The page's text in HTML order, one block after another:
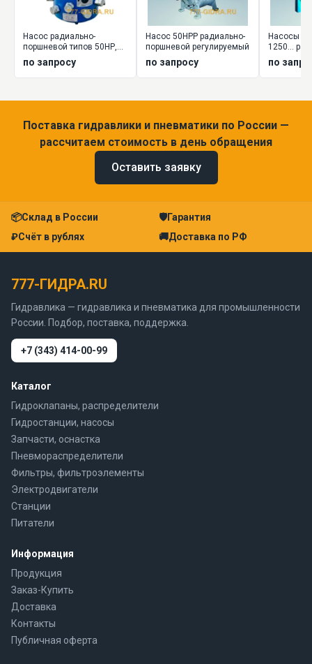
Насос радиально-
поршневой типов 50НР,
по запросу
Насос 50НРР радиально-
поршневой регулируемый
по запросу
Насосы
1250...
по
Поставка гидравлики и пневматики по России —
рассчитаем стоимость в день обращения
Оставить заявку
📦Склад в России 🛡Гарантия
₽Счёт в рублях 🚚Доставка по РФ
777-ГИДРА.RU
Гидравлика — гидравлика и пневматика для промышленности
России. Подбор, поставка, поддержка.
+7 (343) 414-00-99
Каталог
Гидроклапаны, распределители
Гидростанции, насосы
Запчасти, оснастка
Пневмораспределители
Фильтры, фильтроэлементы
Электродвигатели
Станции
Питатели
Информация
Продукция
Заказ-Купить
Доставка
Контакты
Публичная оферта